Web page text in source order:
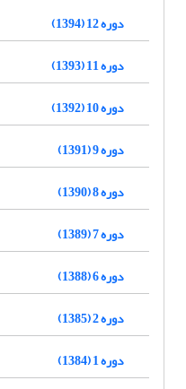
دوره 12 (1394)
دوره 11 (1393)
دوره 10 (1392)
دوره 9 (1391)
دوره 8 (1390)
دوره 7 (1389)
دوره 6 (1388)
دوره 2 (1385)
دوره 1 (1384)